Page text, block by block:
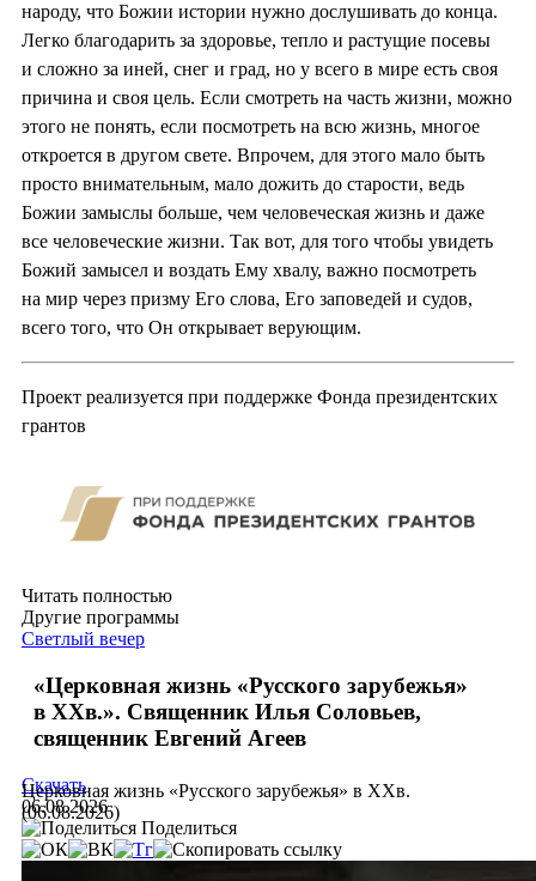
народу, что Божии истории нужно дослушивать до конца.
Легко благодарить за здоровье, тепло и растущие посевы
и сложно за иней, снег и град, но у всего в мире есть своя
причина и своя цель. Если смотреть на часть жизни, можно
этого не понять, если посмотреть на всю жизнь, многое
откроется в другом свете. Впрочем, для этого мало быть
просто внимательным, мало дожить до старости, ведь
Божии замыслы больше, чем человеческая жизнь и даже
все человеческие жизни. Так вот, для того чтобы увидеть
Божий замысел и воздать Ему хвалу, важно посмотреть
на мир через призму Его слова, Его заповедей и судов,
всего того, что Он открывает верующим.
Проект реализуется при поддержке Фонда президентских
грантов
Читать полностью
Другие программы
Светлый вечер
«Церковная жизнь «Русского зарубежья»
в ХХв.». Священник Илья Соловьев,
священник Евгений Агеев
Церковная жизнь «Русского зарубежья» в ХХв.
(06.08.2026)
Скачать
06.08.2026
Поделиться